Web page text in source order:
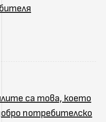
са това, което
потребителско